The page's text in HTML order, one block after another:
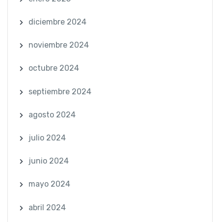
diciembre 2024
noviembre 2024
octubre 2024
septiembre 2024
agosto 2024
julio 2024
junio 2024
mayo 2024
abril 2024